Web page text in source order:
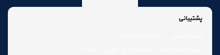
پشتیبانی